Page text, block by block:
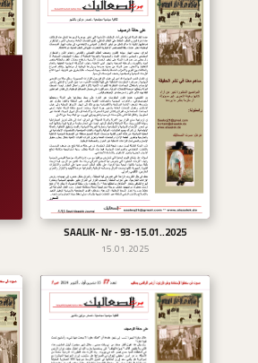
تحميل
SAALIK- Nr - 93-15.01..2025
15.01.2025